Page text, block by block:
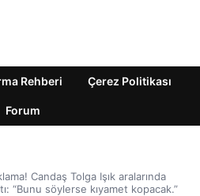
Rehberi Çerez Politikası
Forum
Candaş Tolga Işık aralarında
“Bunu söylerse kıyamet kopacak.”